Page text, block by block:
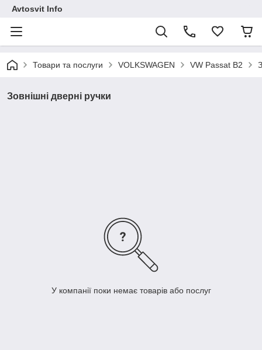
Avtosvit Info
Товари та послуги VOLKSWAGEN VW Passat B2
Зовнішні дверні ручки
У компанії поки немає товарів або послуг